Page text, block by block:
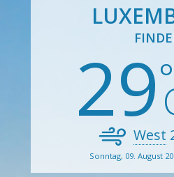
29
West
Sonntag, 09. August